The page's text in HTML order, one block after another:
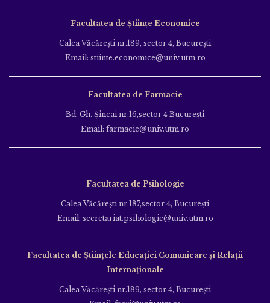
Facultatea de Științe Economice
Calea Văcăreşti nr.189, sector 4, Bucureşti
Email: stiinte.economice@univ.utm.ro
Facultatea de Farmacie
Bd. Gh. Şincai nr.16,sector 4 Bucureşti
Email: farmacie@univ.utm.ro
Facultatea de Psihologie
Calea Văcăreşti nr.187,sector 4, Bucureşti
Email: secretariat.psihologie@univ.utm.ro
Facultatea de Ştiinţele Educației Comunicare și Relații
Internaționale
Calea Văcăreşti nr.189, sector 4, Bucureşti